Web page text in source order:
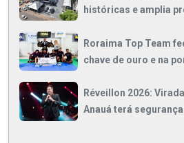
históricas e amplia
Roraima Top Team
chave de ouro e na
Réveillon 2026:
Anauá terá